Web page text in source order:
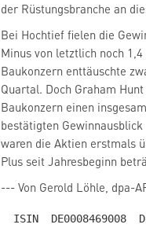
der Rüstungsbranche an
Bei Hochtief fielen die
Minus von letztlich noch
Baukonzern enttäuschte
Quartal. Doch Graham
Baukonzern einen
bestätigten Gewinnausblick
waren die Aktien erstmals
Plus seit Jahresbeginn
--- Von Gerold Löhle, dpa-